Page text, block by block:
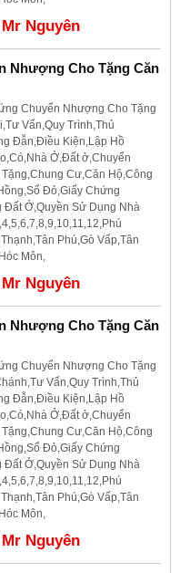
Nguyên
Nhượng Cho Tặng Căn
Chuyển Nhượng Cho Tặng
Vấn,Quy Trình,Thủ
Đẫn,Điều Kiện,Lập Hồ
Ở,Đất ở,Chuyển
Cư,Căn Hộ,Công
Đỏ,Giấy Chứng
Đất Ở,Quyền Sử Dụng Nhà
Phú,Gò Vấp,Tân
Môn,
Nguyên
Nhượng Cho Tặng Căn
Chuyển Nhượng Cho Tặng
Vấn,Quy Trình,Thủ
Đẫn,Điều Kiện,Lập Hồ
Ở,Đất ở,Chuyển
Cư,Căn Hộ,Công
Đỏ,Giấy Chứng
Đất Ở,Quyền Sử Dụng Nhà
Phú,Gò Vấp,Tân
Môn,
Nguyên